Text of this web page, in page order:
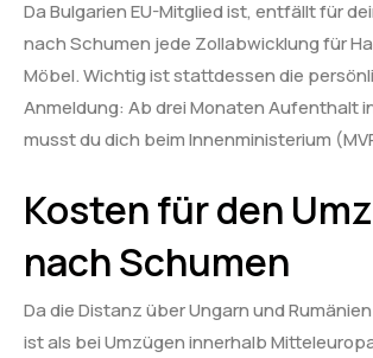
Da Bulgarien EU-Mitglied ist, entfällt für
nach Schumen jede Zollabwicklung für
Möbel. Wichtig ist stattdessen die
Anmeldung: Ab drei Monaten Aufenthalt
musst du dich beim Innenministerium
Kosten für den
nach Schumen
Da die Distanz über Ungarn und
ist als bei Umzügen innerhalb